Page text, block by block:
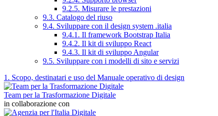
9.2.5. Misurare le prestazioni
9.3. Catalogo del riuso
9.4. Sviluppare con il design system .italia
9.4.1. Il framework Bootstrap Italia
9.4.2. Il kit di sviluppo React
9.4.3. Il kit di sviluppo Angular
9.5. Sviluppare con i modelli di sito e servizi
1. Scopo, destinatari e uso del Manuale operativo di design
Team per la Trasformazione Digitale
in collaborazione con